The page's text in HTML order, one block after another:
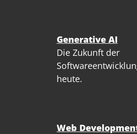
Generative AI
Die Zukunft der
heute.
Web